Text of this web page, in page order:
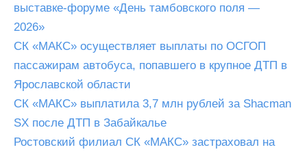
выставке-форуме «День тамбовского поля —
2026»
СК «МАКС» осуществляет выплаты по ОСГОП
пассажирам автобуса, попавшего в крупное ДТП в
Ярославской области
СК «МАКС» выплатила 3,7 млн рублей за Shacman
SX после ДТП в Забайкалье
Ростовский филиал СК «МАКС» застраховал на